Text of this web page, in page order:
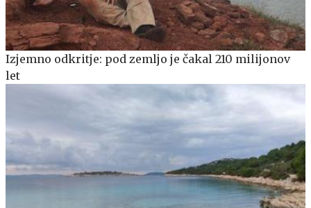
Izjemno odkritje: pod zemljo je čakal 210 milijonov
let